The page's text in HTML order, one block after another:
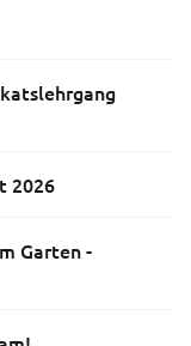
2026
Garten -